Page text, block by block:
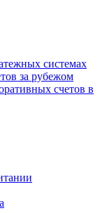
системах
за рубежом
счетов в